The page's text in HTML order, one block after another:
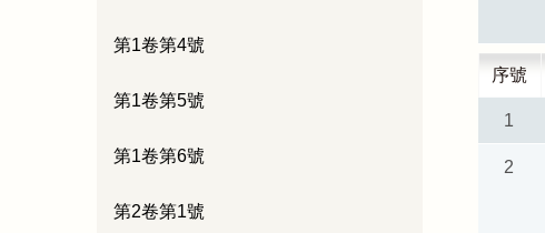
第1卷第4號
第1卷第5號
第1卷第6號
第2卷第1號
序號
1
2